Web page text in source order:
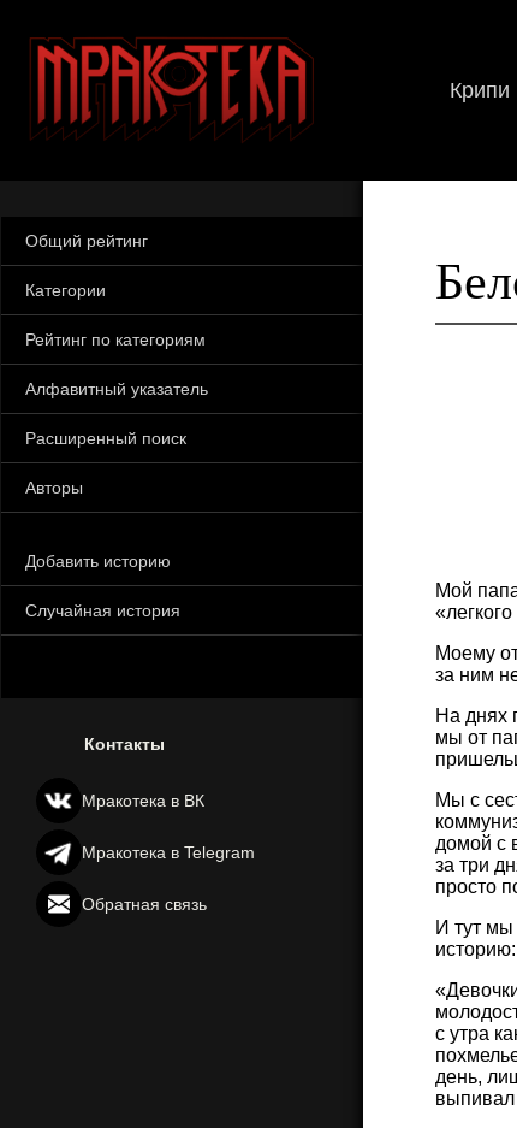
Крипи
Общий рейтинг
Категории
Рейтинг по категориям
Алфавитный указатель
Расширенный поиск
Авторы
Добавить историю
Случайная история
Контакты
Мракотека в ВК
Мракотека в Telegram
Обратная связь
Мой
Моему
за ним
На днях
мы от
Мы с
домой с
за три
просто
И тут мы
историю:
с утра
день,
выпивал